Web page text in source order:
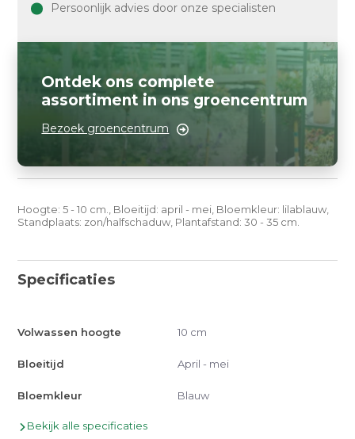
Persoonlijk advies door onze specialisten
Ontdek ons complete
assortiment in ons groencentrum
Bezoek groencentrum
Hoogte: 5 - 10 cm., Bloeitijd: april - mei, Bloemkleur: lilablauw,
Standplaats: zon/halfschaduw, Plantafstand: 30 - 35 cm.
Specificaties
Volwassen hoogte 10 cm
Bloeitijd April - mei
Bloemkleur Blauw
Bekijk alle specificaties